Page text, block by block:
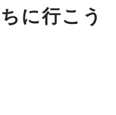
に行こう